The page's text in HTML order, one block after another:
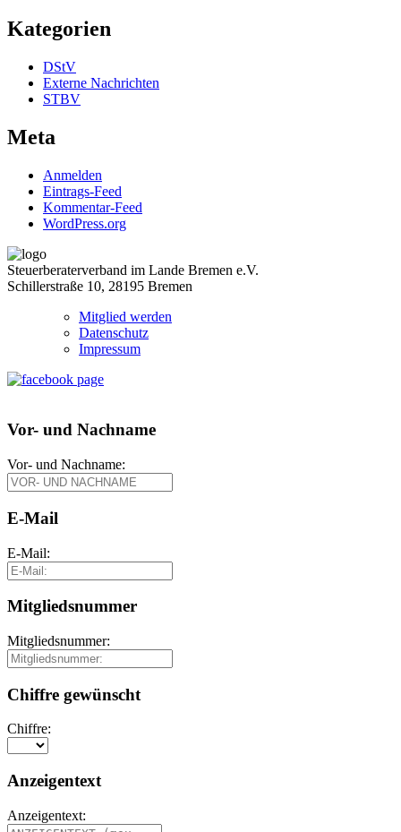
Kategorien
DStV
Externe Nachrichten
STBV
Meta
Anmelden
Eintrags-Feed
Kommentar-Feed
WordPress.org
Steuerberaterverband im Lande Bremen e.V.
Schillerstraße 10, 28195 Bremen
Mitglied werden
Datenschutz
Impressum
Vor- und Nachname
Vor- und Nachname:
E-Mail
E-Mail:
Mitgliedsnummer
Mitgliedsnummer:
Chiffre gewünscht
Chiffre:
Anzeigentext
Anzeigentext: